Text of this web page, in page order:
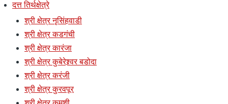
दत्त तिर्थक्षेत्रे
श्री क्षेत्र नृसिंहवाडी
श्री क्षेत्र कडगंची
श्री क्षेत्र कारंजा
श्री क्षेत्र कुबेरेश्र्वर बडोदा
श्री क्षेत्र करंजी
श्री क्षेत्र कुरवपूर